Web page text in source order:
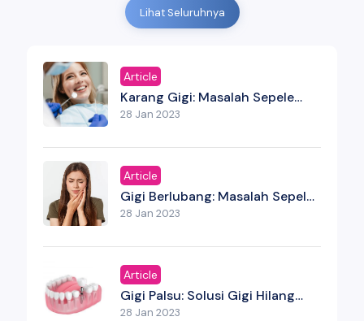
Lihat Seluruhnya
Article
Karang Gigi: Masalah Sepele
Yang Bisa Menjadi Serius Jika
28 Jan 2023
Article
Gigi Berlubang: Masalah Sepele
Yang Bisa Jadi Ancaman Serius
28 Jan 2023
Article
Gigi Palsu: Solusi Gigi Hilang
Yang Bukan Sekadar Estetika
28 Jan 2023